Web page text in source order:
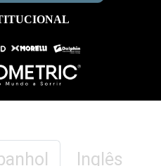
Inglês